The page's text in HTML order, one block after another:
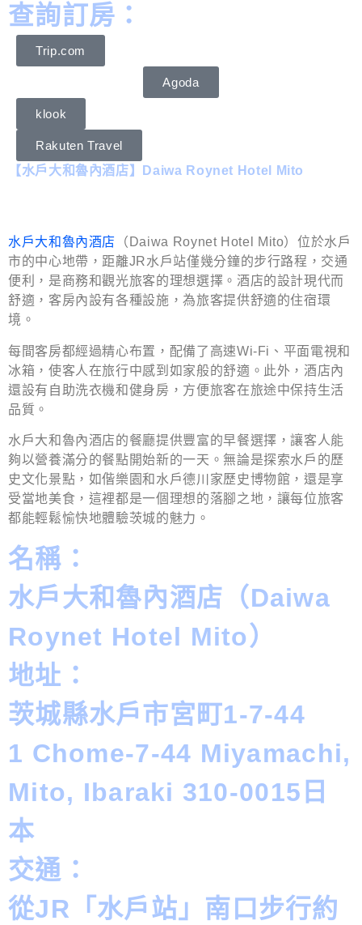
查詢訂房：
Trip.com
Agoda
klook
Rakuten Travel
【水戶大和魯內酒店】Daiwa Roynet Hotel Mito
水戶大和魯內酒店 （Daiwa Roynet Hotel Mito）位於水戶
市的中心地帶，距離JR水戶站僅幾分鐘的步行路程，交通
便利，是商務和觀光旅客的理想選擇。酒店的設計現代而
舒適，客房內設有各種設施，為旅客提供舒適的住宿環
境。
每間客房都經過精心布置，配備了高速Wi-Fi、平面電視和
冰箱，使客人在旅行中感到如家般的舒適。此外，酒店內
還設有自助洗衣機和健身房，方便旅客在旅途中保持生活
品質。
水戶大和魯內酒店的餐廳提供豐富的早餐選擇，讓客人能
夠以營養滿分的餐點開始新的一天。無論是探索水戶的歷
史文化景點，如偕樂園和水戶德川家歷史博物館，還是享
受當地美食，這裡都是一個理想的落腳之地，讓每位旅客
都能輕鬆愉快地體驗茨城的魅力。
名稱：
水戶大和魯內酒店（Daiwa
Roynet Hotel Mito）
地址：
茨城縣水戶市宮町1-7-44
1 Chome-7-44 Miyamachi,
Mito, Ibaraki 310-0015日
本
交通：
從JR「水戶站」南口步行約